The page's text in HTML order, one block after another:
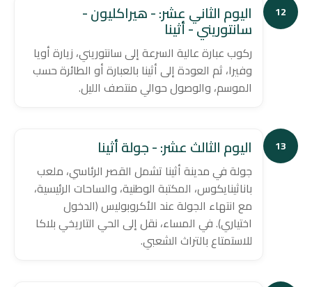
12 اليوم الثاني عشر: - هيراكليون -
سانتوريني - أثينا
ركوب عبارة عالية السرعة إلى سانتوريني، زيارة أويا
وفيرا، ثم العودة إلى أثينا بالعبارة أو الطائرة حسب
الموسم، والوصول حوالي منتصف الليل.
13 اليوم الثالث عشر: - جولة أثينا
جولة في مدينة أثينا تشمل القصر الرئاسي، ملعب
باناثينايكوس، المكتبة الوطنية، والساحات الرئيسية،
مع انتهاء الجولة عند الأكروبوليس (الدخول
اختياري). في المساء، نقل إلى الحي التاريخي بلاكا
للاستمتاع بالتراث الشعبي.